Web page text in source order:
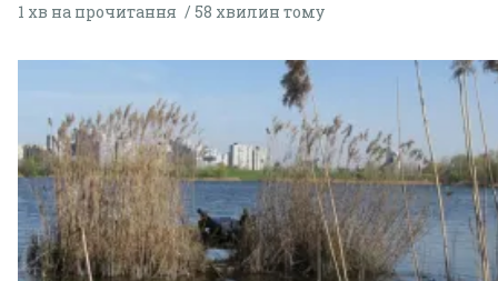
1 хв на прочитання 58 хвилин тому